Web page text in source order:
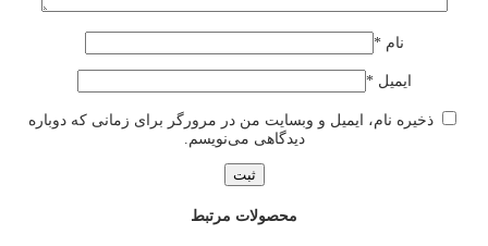
نام*
ایمیل*
ذخیره نام، ایمیل و وبسایت من در مرورگر برای زمانی که دوباره
دیدگاهی می‌نویسم.
محصولات مرتبط